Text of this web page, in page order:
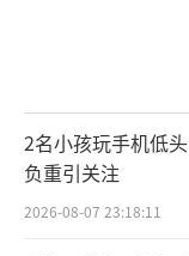
2名小孩玩手机低
负重引关注
2026-08-07 23:18:11